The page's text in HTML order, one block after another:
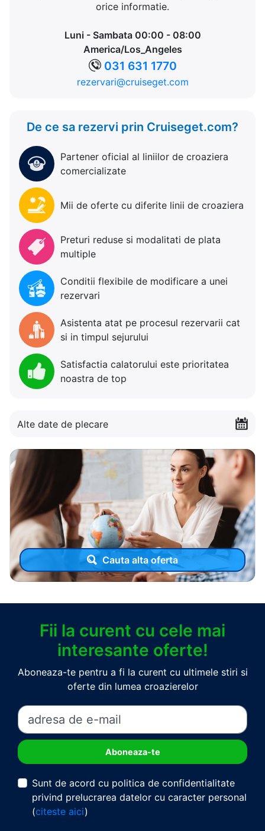
orice informatie.
Luni - Sambata 00:00 - 08:00
America/Los_Angeles
031 631 1770
rezervari@cruiseget.com
De ce sa rezervi prin Cruiseget.com?
Partener oficial al liniilor de croaziera
comercializate
Mii de oferte cu diferite linii de croaziera
Preturi reduse si modalitati de plata
multiple
Conditii flexibile de modificare a unei
rezervari
Asistenta atat pe procesul rezervarii cat
si in timpul sejurului
Satisfactia calatorului este prioritatea
noastra de top
Alte date de plecare
Cauta alta oferta
Fii la curent cu cele mai
interesante oferte!
Aboneaza-te pentru a fi la curent cu ultimele stiri si
oferte din lumea croazierelor
Sunt de acord cu politica de confidentialitate
privind prelucrarea datelor cu caracter personal
(citeste aici)